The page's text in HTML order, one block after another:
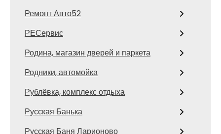
Ремонт Авто52
РЕСервис
Родина, магазин дверей и паркета
Родники, автомойка
Рублёвка, комплекс отдыха
Русская Банька
Русская Баня Ларионово